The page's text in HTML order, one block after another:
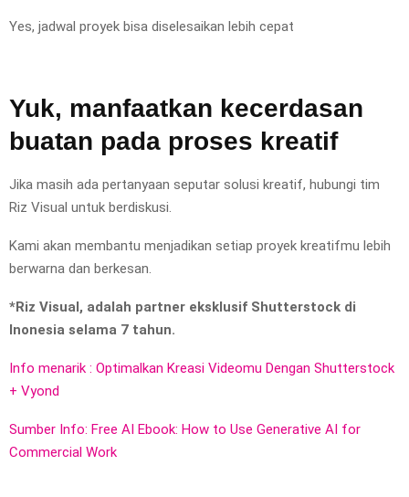
Yes, jadwal proyek bisa diselesaikan lebih cepat
Yuk, manfaatkan kecerdasan
buatan pada proses kreatif
Jika masih ada pertanyaan seputar solusi kreatif, hubungi tim
Riz Visual untuk berdiskusi.
Kami akan membantu menjadikan setiap proyek kreatifmu lebih
berwarna dan berkesan.
*Riz Visual, adalah partner eksklusif Shutterstock di
Inonesia selama 7 tahun.
Info menarik : Optimalkan Kreasi Videomu Dengan Shutterstock
+ Vyond
Sumber Info: Free AI Ebook: How to Use Generative AI for
Commercial Work